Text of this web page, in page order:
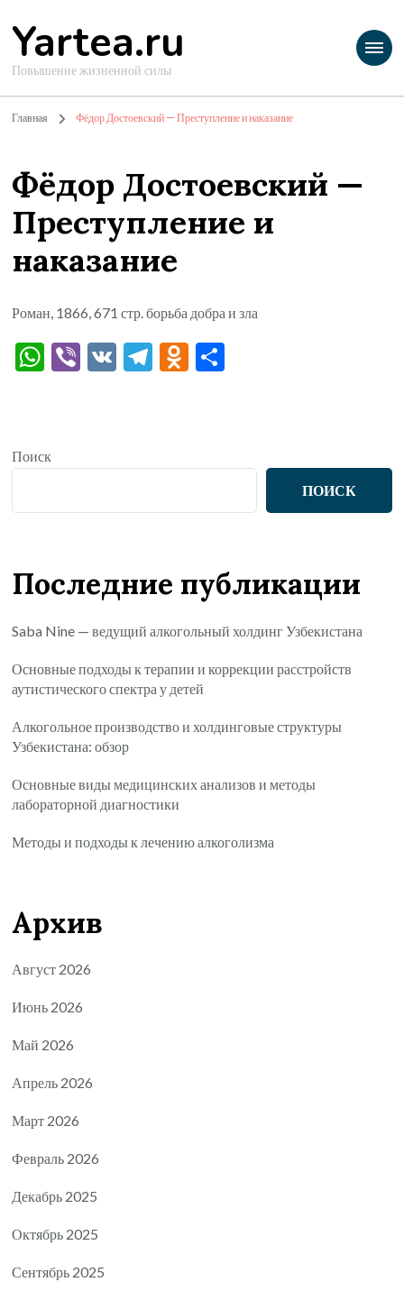
Yartea.ru
Повышение жизненной силы
Главная Фёдор Достоевский — Преступление и наказание
Фёдор Достоевский —
Преступление и
наказание
Роман, 1866, 671 стр. борьба добра и зла
WhatsApp
Viber
VK Telegram
Odnoklassniki
Поиск
ПОИСК
Последние публикации
Saba Nine — ведущий алкогольный холдинг Узбекистана
Основные подходы к терапии и коррекции расстройств
аутистического спектра у детей
Алкогольное производство и холдинговые структуры
Узбекистана: обзор
Основные виды медицинских анализов и методы
лабораторной диагностики
Методы и подходы к лечению алкоголизма
Архив
Август 2026
Июнь 2026
Май 2026
Апрель 2026
Март 2026
Февраль 2026
Декабрь 2025
Октябрь 2025
Сентябрь 2025